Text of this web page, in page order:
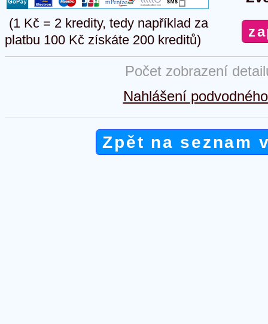
(1 Kč = 2 kredity, tedy například za
platbu 100 Kč získáte 200 kreditů)
Počet zobrazení
Nahlášení
Zpět na seznam